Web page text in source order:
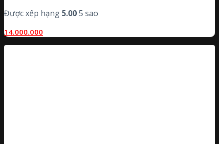
Được xếp hạng 5.005 sao
14.000.000